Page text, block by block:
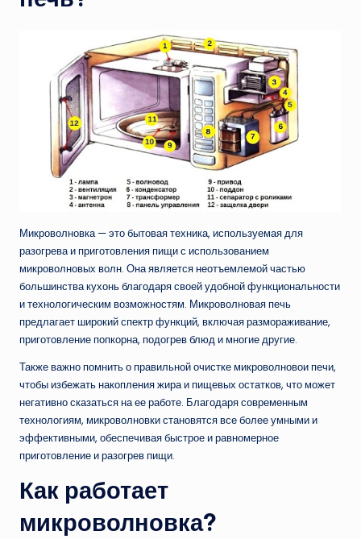
Микроволновка — это бытовая техника, используемая для
разогрева и приготовления пищи с использованием
микроволновых волн. Она является неотъемлемой частью
большинства кухонь благодаря своей удобной функциональности
и технологическим возможностям. Микроволновая печь
предлагает широкий спектр функций, включая размораживание,
приготовление попкорна, подогрев блюд и многие другие.
Также важно помнить о правильной очистке микроволновои печи,
чтобы избежать накопления жира и пищевых остатков, что может
негативно сказаться на ее работе. Благодаря современным
технологиям, микроволновки становятся все более умными и
эффективными, обеспечивая быстрое и равномерное
приготовление и разогрев пищи.
Как работает
микроволновка?